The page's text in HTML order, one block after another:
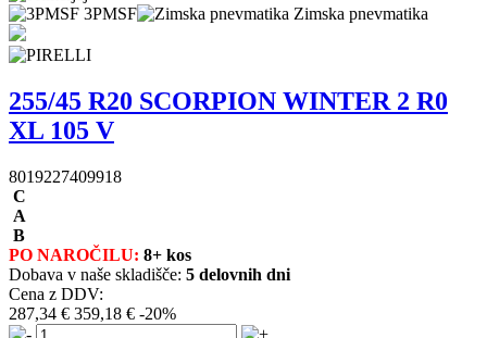
3PMSF Zimska pnevmatika
255/45 R20 SCORPION WINTER 2 R0
XL 105 V
8019227409918
C
A
B
PO NAROČILU: 8+ kos
Dobava v naše skladišče: 5 delovnih dni
Cena z DDV:
287,34 € 359,18 € -20%